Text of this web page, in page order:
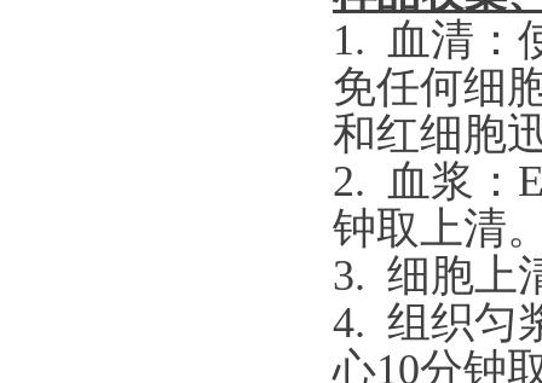
1. 血清：
免任何细
和红细胞
2. 血浆：
钟取上清
3. 细胞上
4. 组织匀
心10分钟